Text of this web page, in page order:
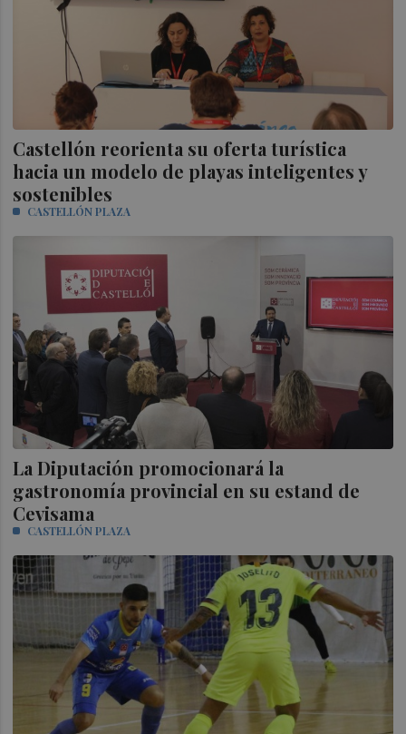
Castellón reorienta su oferta turística
hacia un modelo de playas inteligentes y
sostenibles
CASTELLÓN PLAZA
La Diputación promocionará la
gastronomía provincial en su estand de
Cevisama
CASTELLÓN PLAZA